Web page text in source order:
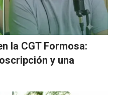
la CGT Formosa:
y una